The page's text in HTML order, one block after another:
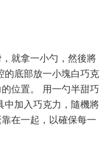
就拿一小勺，然後將
的底部放一小塊白巧克
位置。 用一勺半甜巧
中加入巧克力，隨機將
在一起，以確保每一